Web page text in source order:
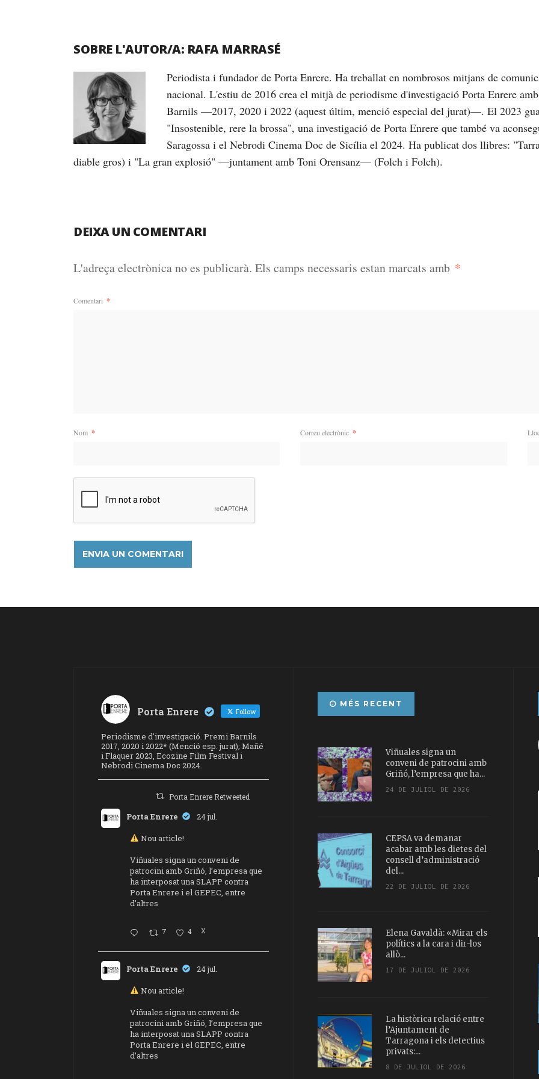
SOBRE L'AUTOR/A: RAFA MARRASÉ
Periodista i fundador de Porta Enrere. Ha treballat en nombrosos mitjans de
nacional. L'estiu de 2016 crea el mitjà de periodisme d'investigació Porta Enrere
Barnils —2017, 2020 i 2022 (aquest últim, menció especial del jurat)—. El 2023
"Insostenible, rere la brossa", una investigació de Porta Enrere que també va
Saragossa i el Nebrodi Cinema Doc de Sicília el 2024. Ha publicat dos llibres:
diable gros) i "La gran explosió" —juntament amb Toni Orensanz— (Folch i Folch).
DEIXA UN COMENTARI
L'adreça electrònica no es publicarà. Els camps necessaris estan marcats amb *
Comentari *
Nom * Correu electrònic *
Porta Enrere Follow
Periodisme d'investigació. Premi Barnils
2017, 2020 i 2022* (Menció esp. jurat); Mañé
i Flaquer 2023, Ecozine Film Festival i
Nebrodi Cinema Doc 2024.
Porta Enrere Retweeted
Porta Enrere 24 jul.
Nou article!
Viñuales signa un conveni de
patrocini amb Griñó, l’empresa que
ha interposat una SLAPP contra
Porta Enrere i el GEPEC, entre
d’altres
7 4 X
Porta Enrere 24 jul.
Nou article!
Viñuales signa un conveni de
patrocini amb Griñó, l’empresa que
ha interposat una SLAPP contra
Porta Enrere i el GEPEC, entre
d’altres
MÉS RECENT
Viñuales signa un
conveni de patrocini amb
Griñó, l’empresa que ha...
24 DE JULIOL DE 2026
CEPSA va demanar
acabar amb les dietes del
consell d’administració
del...
22 DE JULIOL DE 2026
Elena Gavaldà: «Mirar els
polítics a la cara i dir-los
allò...
17 DE JULIOL DE 2026
La històrica relació entre
l’Ajuntament de
Tarragona i els detectius
privats:...
8 DE JULIOL DE 2026